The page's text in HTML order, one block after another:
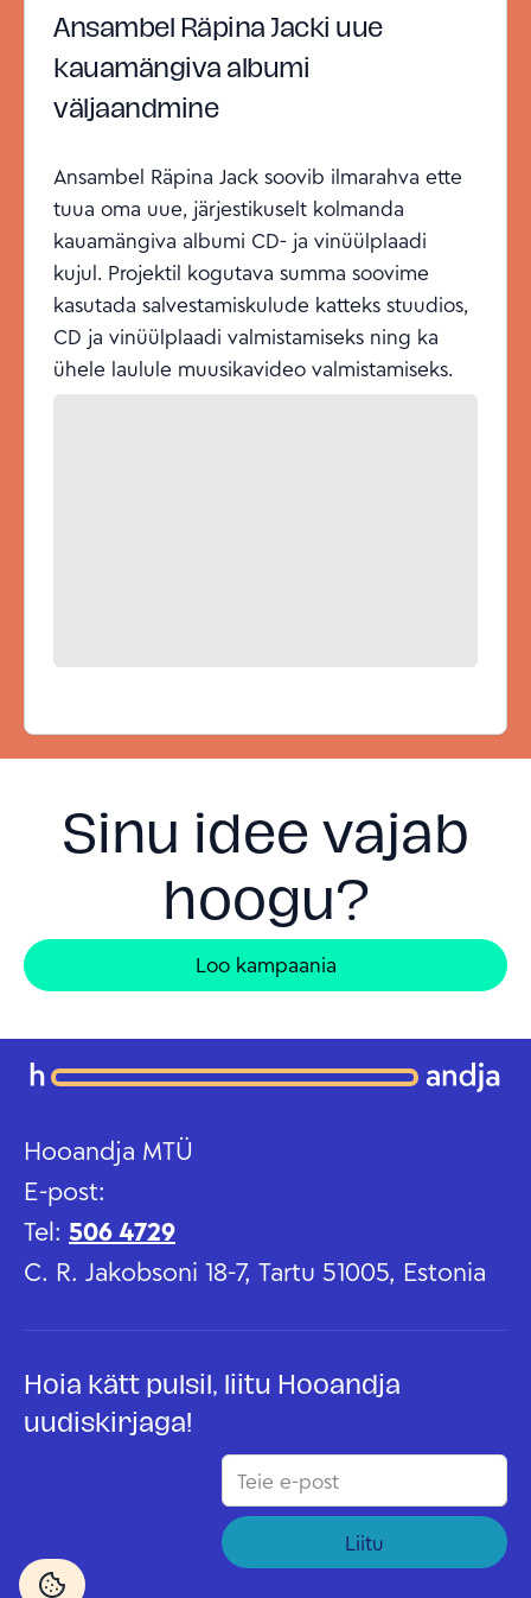
Ansambel Räpina Jacki uue
kauamängiva albumi
väljaandmine
Ansambel Räpina Jack soovib ilmarahva ette
tuua oma uue, järjestikuselt kolmanda
kauamängiva albumi CD- ja vinüülplaadi
kujul. Projektil kogutava summa soovime
kasutada salvestamiskulude katteks stuudios,
CD ja vinüülplaadi valmistamiseks ning ka
ühele laulule muusikavideo valmistamiseks.
Sinu idee vajab
hoogu?
Loo kampaania
Hooandja MTÜ
E-post:
Tel: 506 4729
C. R. Jakobsoni 18-7, Tartu 51005, Estonia
Hoia kätt pulsil, liitu Hooandja
uudiskirjaga!
Liitu